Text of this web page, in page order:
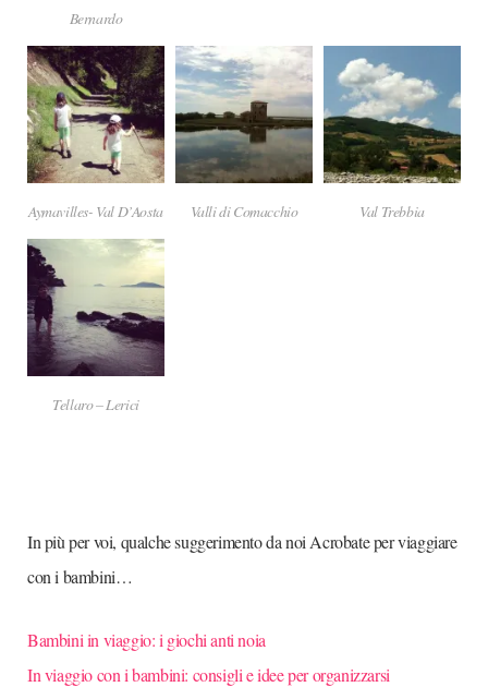
Bernardo
Aymavilles- Val D’Aosta Valli di Comacchio Val Trebbia
Tellaro – Lerici
In più per voi, qualche suggerimento da noi Acrobate per viaggiare
con i bambini…
Bambini in viaggio: i giochi anti noia
In viaggio con i bambini: consigli e idee per organizzarsi